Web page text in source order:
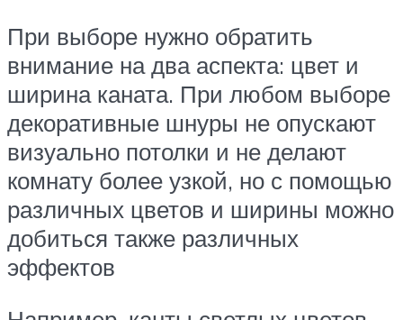
При выборе нужно обратить
внимание на два аспекта: цвет и
ширина каната. При любом выборе
декоративные шнуры не опускают
визуально потолки и не делают
комнату более узкой, но с помощью
различных цветов и ширины можно
добиться также различных
эффектов